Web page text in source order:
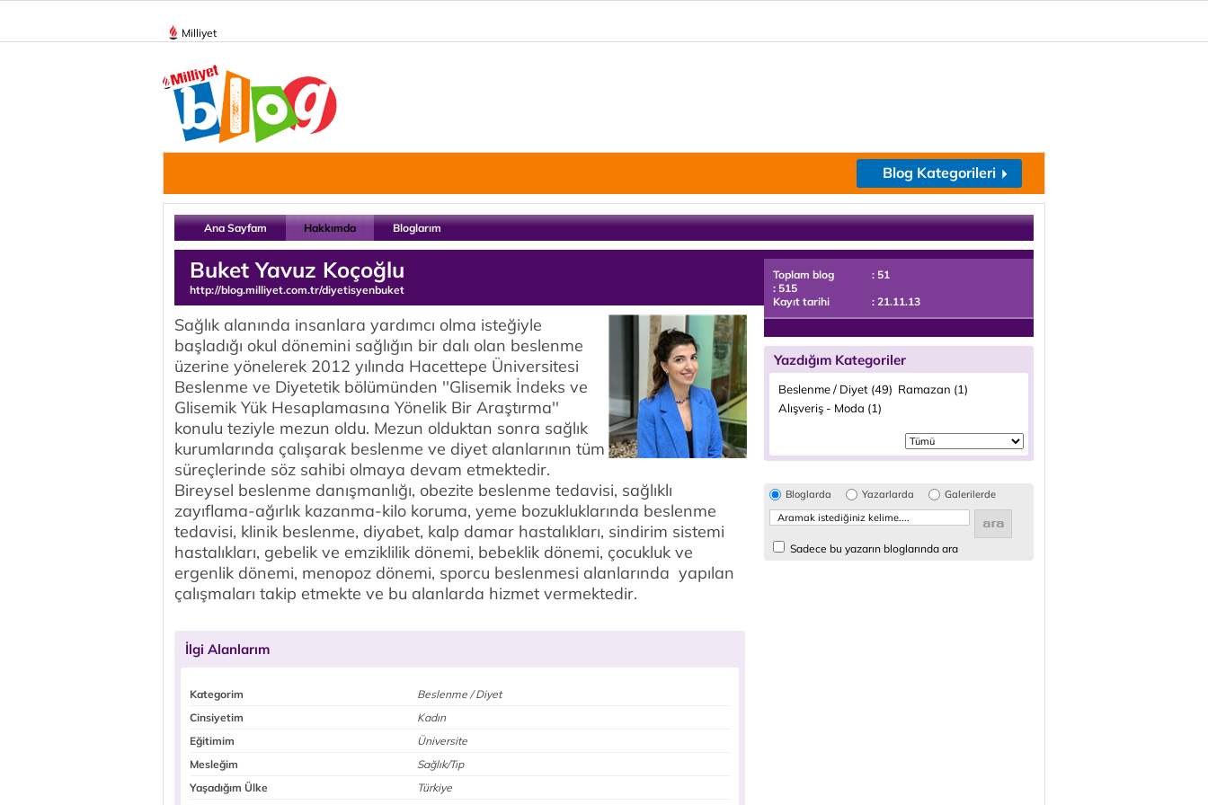
Milliyet
Blog Kategorileri
Ana Sayfam Hakkımda Bloglarım
Buket Yavuz Koçoğlu
http://blog.milliyet.com.tr/diyetisyenbuket
Sağlık alanında insanlara yardımcı olma isteğiyle
başladığı okul dönemini sağlığın bir dalı olan beslenme
üzerine yönelerek 2012 yılında Hacettepe Üniversitesi
Beslenme ve Diyetetik bölümünden ''Glisemik İndeks ve
Glisemik Yük Hesaplamasına Yönelik Bir Araştırma''
konulu teziyle mezun oldu. Mezun olduktan sonra sağlık
kurumlarında çalışarak beslenme ve diyet alanlarının tüm
süreçlerinde söz sahibi olmaya devam etmektedir.
Bireysel beslenme danışmanlığı, obezite beslenme tedavisi, sağlıklı
zayıflama-ağırlık kazanma-kilo koruma, yeme bozukluklarında beslenme
tedavisi, klinik beslenme, diyabet, kalp damar hastalıkları, sindirim sistemi
hastalıkları, gebelik ve emziklilik dönemi, bebeklik dönemi, çocukluk ve
ergenlik dönemi, menopoz dönemi, sporcu beslenmesi alanlarında yapılan
çalışmaları takip etmekte ve bu alanlarda hizmet vermektedir.
İlgi Alanlarım
Kategorim
Beslenme / Diyet
Cinsiyetim
Kadın
Eğitimim
Üniversite
Mesleğim
Sağlık/Tıp
Yaşadığım Ülke
Türkiye
Toplam blog
: 51
: 515
Kayıt tarihi
: 21.11.13
Yazdığım Kategoriler
Beslenme / Diyet (49) Ramazan (1)
Alışveriş - Moda (1)
Bloglarda Yazarlarda Galerilerde
Sadece bu yazarın bloglarında ara